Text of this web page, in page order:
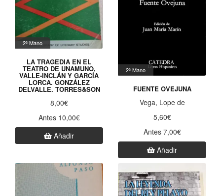
2ª Mano
LA TRAGEDIA EN EL
TEATRO DE UNAMUNO,
VALLE-INCLÁN Y GARCÍA
LORCA. GONZÁLEZ
DELVALLE. TORRES&SON
8,00€
Antes 10,00€
Añadir
2ª Mano
FUENTE OVEJUNA
Vega, Lope de
5,60€
Antes 7,00€
Añadir